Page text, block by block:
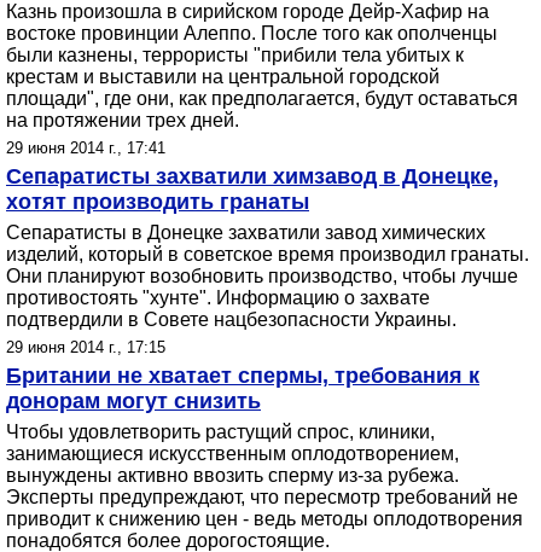
Казнь произошла в сирийском городе Дейр-Хафир на
востоке провинции Алеппо. После того как ополченцы
были казнены, террористы "прибили тела убитых к
крестам и выставили на центральной городской
площади", где они, как предполагается, будут оставаться
на протяжении трех дней.
29 июня 2014 г., 17:41
Сепаратисты захватили химзавод в Донецке,
хотят производить гранаты
Сепаратисты в Донецке захватили завод химических
изделий, который в советское время производил гранаты.
Они планируют возобновить производство, чтобы лучше
противостоять "хунте". Информацию о захвате
подтвердили в Совете нацбезопасности Украины.
29 июня 2014 г., 17:15
Британии не хватает спермы, требования к
донорам могут снизить
Чтобы удовлетворить растущий спрос, клиники,
занимающиеся искусственным оплодотворением,
вынуждены активно ввозить сперму из-за рубежа.
Эксперты предупреждают, что пересмотр требований не
приводит к снижению цен - ведь методы оплодотворения
понадобятся более дорогостоящие.